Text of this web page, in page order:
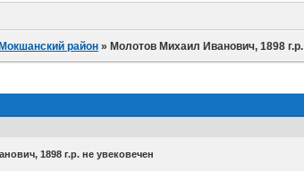
Мокшанский район » Молотов Михаил Иванович, 1898 г.р.
1898 г.р. не увековечен